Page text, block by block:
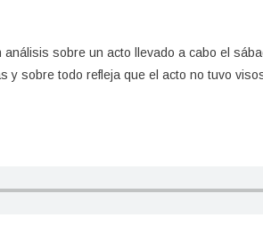
VA
A
sobre un acto llevado a cabo el
sobre todo refleja que el acto no tuvo